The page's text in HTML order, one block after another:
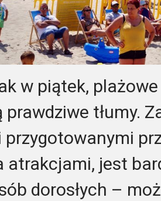
w piątek,
prawdziwe tłumy.
atrakcjami, jest
dorosłych –